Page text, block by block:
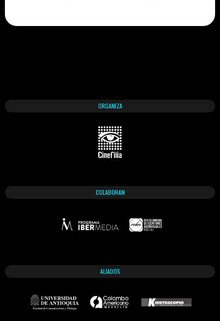
ORGANIZA
COLABORAN
ALIADOS